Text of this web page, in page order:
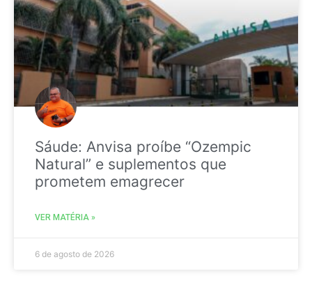
Sáude: Anvisa proíbe “Ozempic
Natural” e suplementos que
prometem emagrecer
VER MATÉRIA »
6 de agosto de 2026